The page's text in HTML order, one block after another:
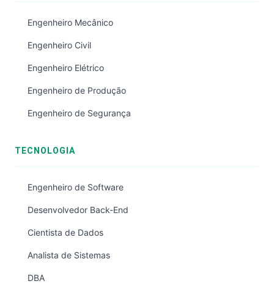
Engenheiro Mecânico
Engenheiro Civil
Engenheiro Elétrico
Engenheiro de Produção
Engenheiro de Segurança
TECNOLOGIA
Engenheiro de Software
Desenvolvedor Back-End
Cientista de Dados
Analista de Sistemas
DBA